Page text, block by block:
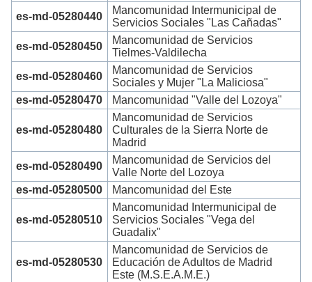
es-md-05280440
Mancomunidad Intermunicipal de
Servicios Sociales "Las Cañadas"
es-md-05280450
Mancomunidad de Servicios
Tielmes-Valdilecha
es-md-05280460
Mancomunidad de Servicios
Sociales y Mujer "La Maliciosa"
es-md-05280470
Mancomunidad "Valle del Lozoya"
es-md-05280480
Mancomunidad de Servicios
Culturales de la Sierra Norte de
Madrid
es-md-05280490
Mancomunidad de Servicios del
Valle Norte del Lozoya
es-md-05280500
Mancomunidad del Este
es-md-05280510
Mancomunidad Intermunicipal de
Servicios Sociales "Vega del
Guadalix"
es-md-05280530
Mancomunidad de Servicios de
Educación de Adultos de Madrid
Este (M.S.E.A.M.E.)